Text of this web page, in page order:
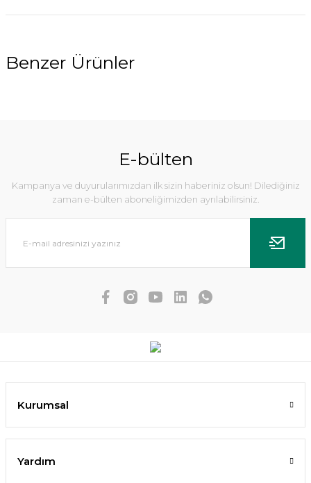
Benzer Ürünler
356,93 TL
E-bülten
Kampanya ve duyurularımızdan ilk sizin haberiniz olsun! Dilediğiniz
zaman e-bülten aboneliğimizden ayrılabilirsiniz.
Kurumsal
Yardım